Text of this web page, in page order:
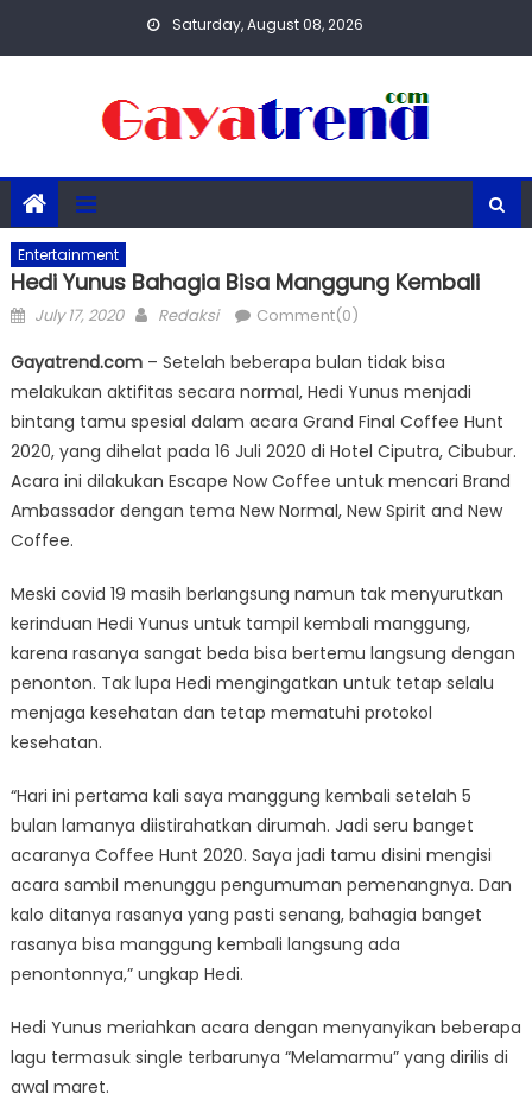
Saturday, August 08, 2026
Entertainment
Hedi Yunus Bahagia Bisa Manggung Kembali
Posted
July 17, 2020 Author
Redaksi Comment(0)
Gayatrend.com– Setelah beberapa bulan tidak bisa
melakukan aktifitas secara normal, Hedi Yunus menjadi
bintang tamu spesial dalam acara Grand Final Coffee Hunt
2020, yang dihelat pada 16 Juli 2020 di Hotel Ciputra, Cibubur.
Acara ini dilakukan Escape Now Coffee untuk mencari Brand
Ambassador dengan tema New Normal, New Spirit and New
Coffee.
Meski covid 19 masih berlangsung namun tak menyurutkan
kerinduan Hedi Yunus untuk tampil kembali manggung,
karena rasanya sangat beda bisa bertemu langsung dengan
penonton. Tak lupa Hedi mengingatkan untuk tetap selalu
menjaga kesehatan dan tetap mematuhi protokol
kesehatan.
“Hari ini pertama kali saya manggung kembali setelah 5
bulan lamanya diistirahatkan dirumah. Jadi seru banget
acaranya Coffee Hunt 2020. Saya jadi tamu disini mengisi
acara sambil menunggu pengumuman pemenangnya. Dan
kalo ditanya rasanya yang pasti senang, bahagia banget
rasanya bisa manggung kembali langsung ada
penontonnya,” ungkap Hedi.
Hedi Yunus meriahkan acara dengan menyanyikan beberapa
lagu termasuk single terbarunya “Melamarmu” yang dirilis di
awal maret.